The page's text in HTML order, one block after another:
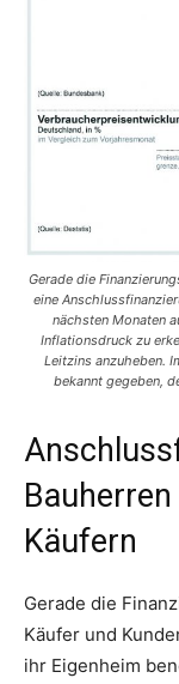
Gerade die
eine
nächsten Monaten
Inflationsdruck zu
Leitzins anzuheben.
bekannt gegeben,
Käufern
Gerade die
Käufer und
ihr Eigenheim